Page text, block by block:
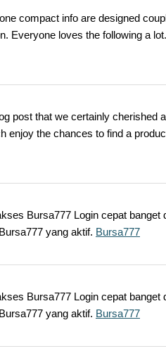
compact info are designed
Everyone loves the following a lot.
post that we certainly cherished
enjoy the chances to find a
Bursa777 Login cepat banget
yang aktif. Bursa777
Bursa777 Login cepat banget
yang aktif. Bursa777